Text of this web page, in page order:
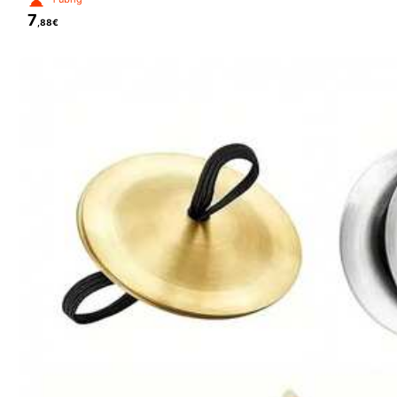
4,84
861 Follower
Viele Stammkunden
7 ,88€